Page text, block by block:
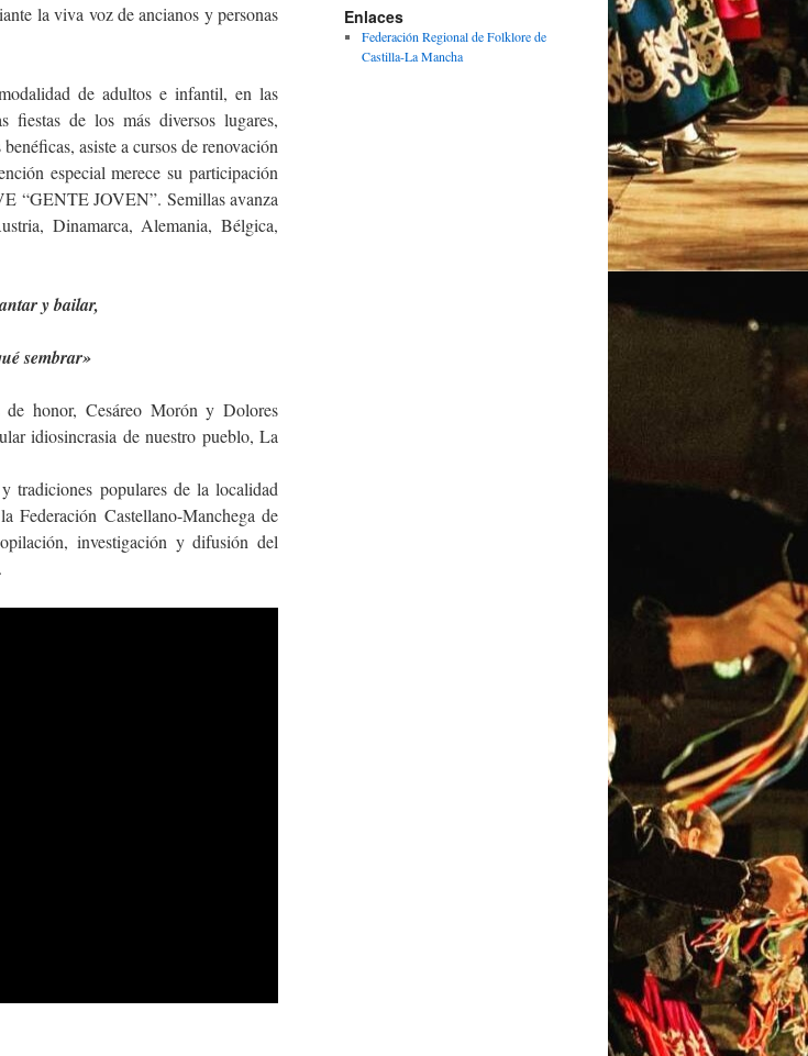
la viva voz de ancianos y personas
de adultos e infantil, en las
fiestas de los más diversos lugares,
asiste a cursos de renovación
especial merece su participación
“GENTE JOVEN”. Semillas avanza
Dinamarca, Alemania, Bélgica,
y bailar,
sembrar»
honor, Cesáreo Morón y Dolores
idiosincrasia de nuestro pueblo, La
tradiciones populares de la localidad
Federación Castellano-Manchega de
investigación y difusión del
Enlaces
Federación Regional de Folklore de
Castilla-La Mancha